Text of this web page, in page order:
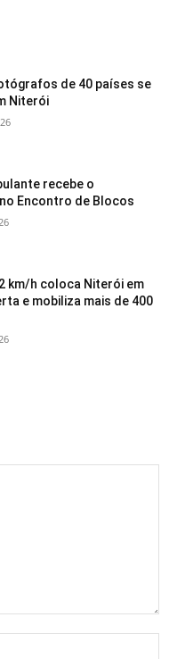
de 40 países se
Niterói
recebe o
Encontro de Blocos
km/h coloca Niterói em
e mobiliza mais de 400